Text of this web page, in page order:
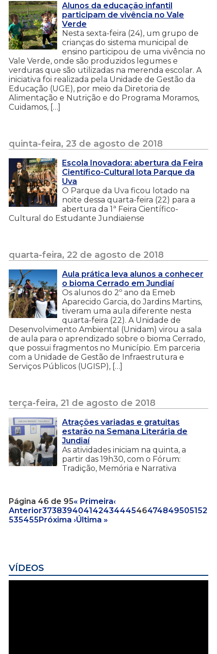
Alunos da educação infantil
participam de vivência no Vale
Verde
Nesta sexta-feira (24), um grupo de
crianças do sistema municipal de
ensino participou de uma vivência no
Vale Verde, onde são produzidos legumes e
verduras que são utilizadas na merenda escolar. A
iniciativa foi realizada pela Unidade de Gestão da
Educação (UGE), por meio da Diretoria de
Alimentação e Nutrição e do Programa Moramos,
Cuidamos, […]
quinta-feira, 23 de agosto de 2018
Escola Inovadora: abertura da Feira
Científico-Cultural lota Parque da
Uva
O Parque da Uva ficou lotado na
noite dessa quarta-feira (22) para a
abertura da 1ª Feira Científico-
Cultural do Estudante Jundiaiense
quarta-feira, 22 de agosto de 2018
Aula prática leva alunos a conhecer
o bioma Cerrado em Jundiaí
Os alunos do 2º ano da Emeb
Aparecido Garcia, do Jardins Martins,
tiveram uma aula diferente nesta
quarta-feira (22). A Unidade de
Desenvolvimento Ambiental (Unidam) virou a sala
de aula para o aprendizado sobre o bioma Cerrado,
que possui fragmentos no Município. Em parceria
com a Unidade de Gestão de Infraestrutura e
Serviços Públicos (UGISP), […]
terça-feira, 21 de agosto de 2018
Atrações variadas e gratuitas
estarão na Semana Literária de
Jundiaí
As atividades iniciam na quinta, a
partir das 19h30, com o Fórum:
Tradição, Memória e Narrativa
Página 46 de 95« Primeira‹
Anterior37383940414243444546474849505152
535455Próxima ›Última »
VÍDEOS